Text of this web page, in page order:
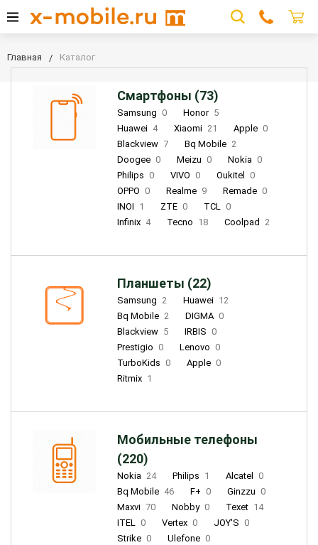
Главная Каталог
Смартфоны (73)
Samsung 0 Honor 5
Huawei 4 Xiaomi 21 Apple 0
Blackview 7 Bq Mobile 2
Doogee 0 Meizu 0 Nokia 0
Philips 0 VIVO 0 Oukitel
0
OPPO 0 Realme 9 Remade 0
INOI 1 ZTE 0 TCL 0
Infinix 4 Tecno 18 Coolpad 2
Планшеты (22)
Samsung 2 Huawei 12
Bq Mobile 2 DIGMA 0
Blackview 5 IRBIS 0
Prestigio 0 Lenovo 0
TurboKids 0 Apple 0
Ritmix 1
Мобильные телефоны
(220)
Nokia 24 Philips 1 Alcatel
0
Bq Mobile 46 F+ 0 Ginzzu 0
Maxvi 70 Nobby 0 Texet 14
ITEL 0 Vertex 0 JOY'S 0
Strike 0 Ulefone 0